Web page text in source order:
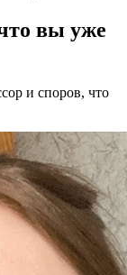
вы уже
и споров, что